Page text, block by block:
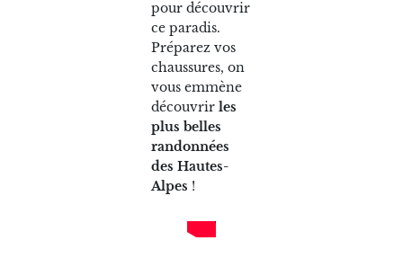
pour découvrir
ce paradis.
Préparez vos
chaussures, on
vous emmène
découvrir les
plus belles
randonnées
des Hautes-
Alpes !